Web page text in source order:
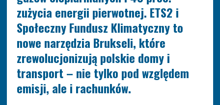
zużycia energii pierwotnej. ETS2 i
Społeczny Fundusz Klimatyczny to
nowe narzędzia Brukseli, które
zrewolucjonizują polskie domy i
transport – nie tylko pod względem
emisji, ale i rachunków.